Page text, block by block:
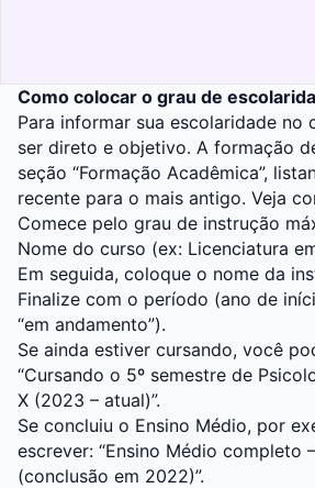
Como colocar o grau de
Para informar sua escolaridade no
ser direto e objetivo. A formação
seção “Formação Acadêmica”,
recente para o mais antigo. Veja
Comece pelo grau de instrução
Nome do curso (ex: Licenciatura
Em seguida, coloque o nome da
Finalize com o período (ano de
“em andamento”).
Se ainda estiver cursando, você
“Cursando o 5º semestre de
X (2023 – atual)”.
Se concluiu o Ensino Médio, por
escrever: “Ensino Médio completo
(conclusão em 2022)”.